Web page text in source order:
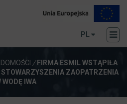
PL
/ FIRMA ESMIL WSTĄPIŁA
STOWARZYSZENIA ZAOPATRZENIA
WODĘ IWA